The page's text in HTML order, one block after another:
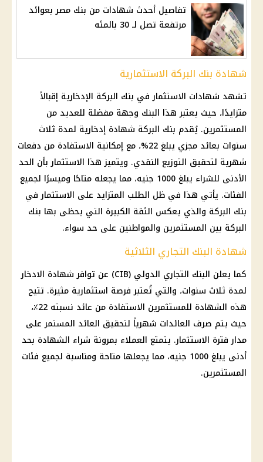
تفاصيل أحدث شهادات من بنك مصر بعوائد
مرتفعة تصل لـ 30 بالمئه
شهادة بنك البركة الاستثمارية
تشهد شهادات الاستثمارفي بنك البركة الإدخارية إقبالاً
متزايدًا، حيث يعتبر هذا البنك وجهة مفضلة للعديد من
المستثمرين. يُقدم بنك البركة شهادة إدخارية لمدة ثلاث
سنوات بعائد مجزي يبلغ 22%، مع إمكانية الاستفادة من دفعات
شهرية لتحقيق التوزيع النقدي. ويتميز هذا الاستثماربأن الحد
الأدنى للشراء يبلغ 1000 جنيه، مما يجعله متاحًا وميسرًا لجميع
الفئات. يأتي هذا في ظل الطلب المتزايد على الاستثمارفي
بنك البركة والذي يعكس الثقة الكبيرة التي يحظى بها بنك
البركة بين المستثمرين والمواطنين على حد سواء.
شهادة البنك التجاري الثلاثية
كما يعلن البنك التجاري الدولي (CIB) عن توافر
شهادة الادخار
لمدة ثلاث سنوات، والتي تُعتبرفرصة استثمارية مثيرة. تتيح
هذه الشهادة للمستثمرين الاستفادة من عائد
نسبته 22٪،
حيث يتم صرف العائدات شهرياً لتحقيق العائد المستمر على
مدار فترة الاستثمار. يتمتع العملاء بمرونة شراء الشهادة بحد
أدنى يبلغ 1000 جنيه، مما يجعلها متاحة ومناسبة لجميع فئات
المستثمرين.